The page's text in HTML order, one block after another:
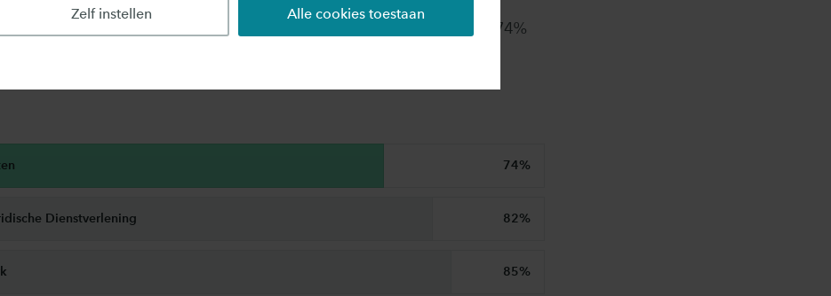
Zelf instellen Alle cookies toestaan
De kans dat je een baan vindt die past bij jouw opleiding is hoog: 74%
anderhalf jaar na afstuderen een baan op niveau en binnen het
74%
Dienstverlening 82%
85%